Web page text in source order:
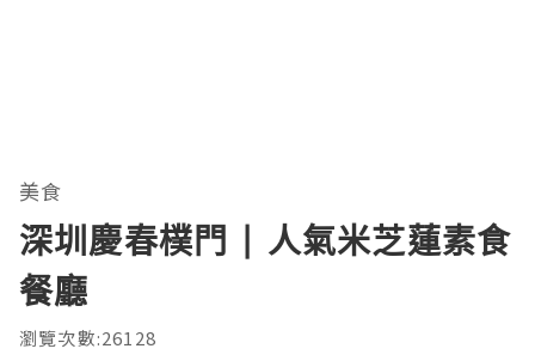
美食
深圳慶春樸門 | 人氣米芝蓮素食
餐廳
瀏覽次數:26128